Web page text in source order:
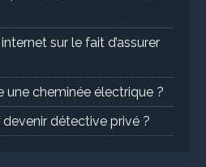
sur le fait d’assurer
cheminée électrique ?
détective privé ?